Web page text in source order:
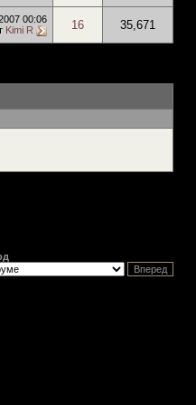
00:06
Kimi R 16 35,671